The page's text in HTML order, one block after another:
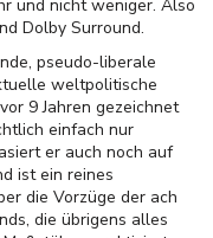
und nicht weniger. Also
Dolby Surround.
pseudo-liberale
weltpolitische
9 Jahren gezeichnet
einfach nur
er auch noch auf
ist ein reines
die Vorzüge der ach
die übrigens alles